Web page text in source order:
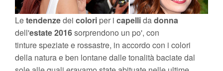
Letendenzedei colori per i capellidadonna
dell'estate2016sorprendono un po', con
tinture speziate e rossastre, in accordo con i colori
della natura e ben lontane dalle tonalità baciate dal